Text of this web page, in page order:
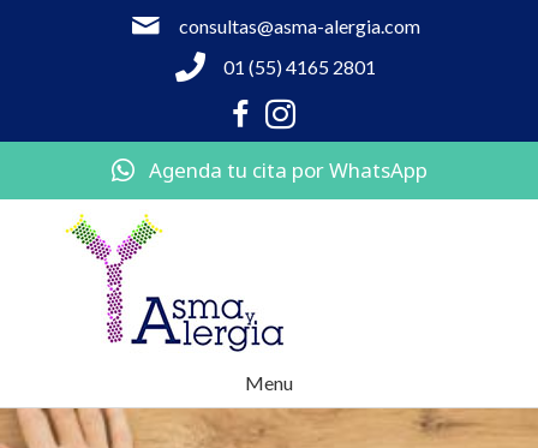
consultas@asma-alergia.com
01 (55) 4165 2801
Agenda tu cita por WhatsApp
Menu